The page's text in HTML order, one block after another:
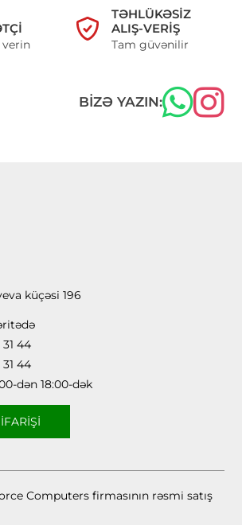
verin
TƏHLÜKƏSIZ
ALIŞ-VERIŞ
Tam güvənilir
BIZƏ YAZIN:
küçəsi 196
44
44
dən 18:00-dək
Computers firmasının rəsmi satış